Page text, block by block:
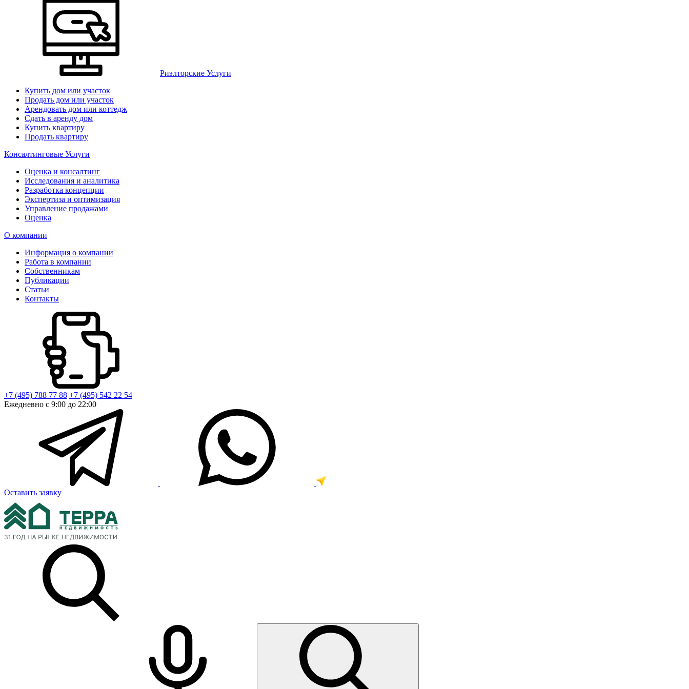
Риэлторские Услуги
Купить дом или участок
Продать дом или участок
Арендовать дом или коттедж
Сдать в аренду дом
Купить квартиру
Продать квартиру
Консалтинговые Услуги
Оценка и консалтинг
Исследования и аналитика
Разработка концепции
Экспертиза и оптимизация
Управление продажами
Оценка
О компании
Информация о компании
Работа в компании
Собственникам
Публикации
Статьи
Контакты
+7 (495) 788 77 88 +7 (495) 542 22 54
Ежедневно с 9:00 до 22:00
Оставить заявку